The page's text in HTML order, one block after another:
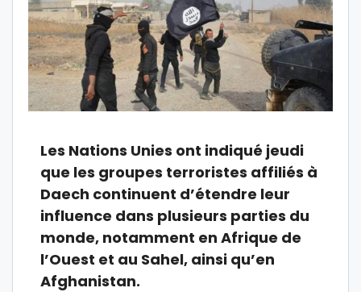
Les Nations Unies ont indiqué jeudi
que les groupes terroristes affiliés à
Daech continuent d’étendre leur
influence dans plusieurs parties du
monde, notamment en Afrique de
l’Ouest et au Sahel, ainsi qu’en
Afghanistan.